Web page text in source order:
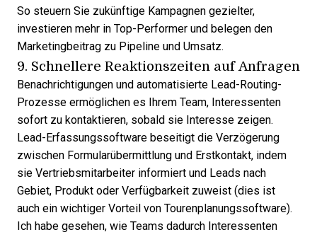
So steuern Sie zukünftige Kampagnen gezielter,
investieren mehr in Top-Performer und belegen den
Marketingbeitrag zu Pipeline und Umsatz.
9. Schnellere Reaktionszeiten auf Anfragen
Benachrichtigungen und automatisierte Lead-Routing-
Prozesse ermöglichen es Ihrem Team, Interessenten
sofort zu kontaktieren, sobald sie Interesse zeigen.
Lead-Erfassungssoftware beseitigt die Verzögerung
zwischen Formularübermittlung und Erstkontakt, indem
sie Vertriebsmitarbeiter informiert und Leads nach
Gebiet, Produkt oder Verfügbarkeit zuweist (dies ist
auch ein wichtiger Vorteil von Tourenplanungssoftware).
Ich habe gesehen, wie Teams dadurch Interessenten